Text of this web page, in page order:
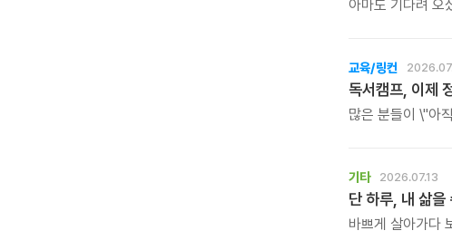
아마도 기다려 오셨던 분들
교육/링컨
독서캠프, 이제
많은 분들이 \"아
기타 2026.07.13
단 하루, 내 삶을
바쁘게 살아가다